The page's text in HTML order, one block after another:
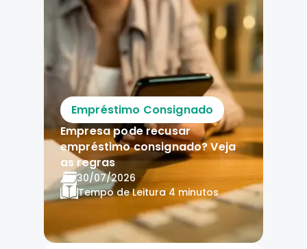
Empréstimo Consignado
Empresa pode recusar
empréstimo consignado? Veja
as regras
30/07/2026
Tempo de Leitura 4 minutos